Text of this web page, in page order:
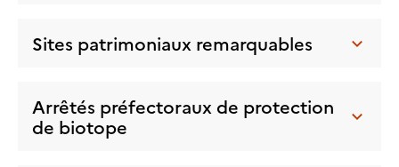
Sites patrimoniaux remarquables
Arrêtés préfectoraux de protection
de biotope